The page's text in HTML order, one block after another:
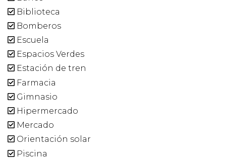
Biblioteca
Bomberos
Escuela
Espacios Verdes
Estación de tren
Farmacia
Gimnasio
Hipermercado
Mercado
Orientación solar
Piscina